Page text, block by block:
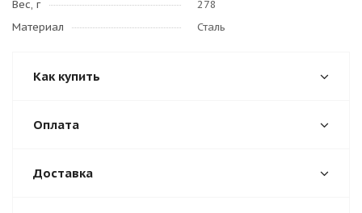
Вес, г
278
Материал
Сталь
Как купить
Оплата
Доставка